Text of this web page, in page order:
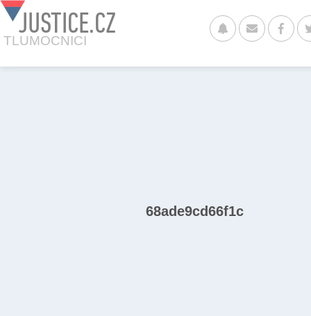
JUSTICE.CZ
TLUMOCNICI
68ade9cd66f1c